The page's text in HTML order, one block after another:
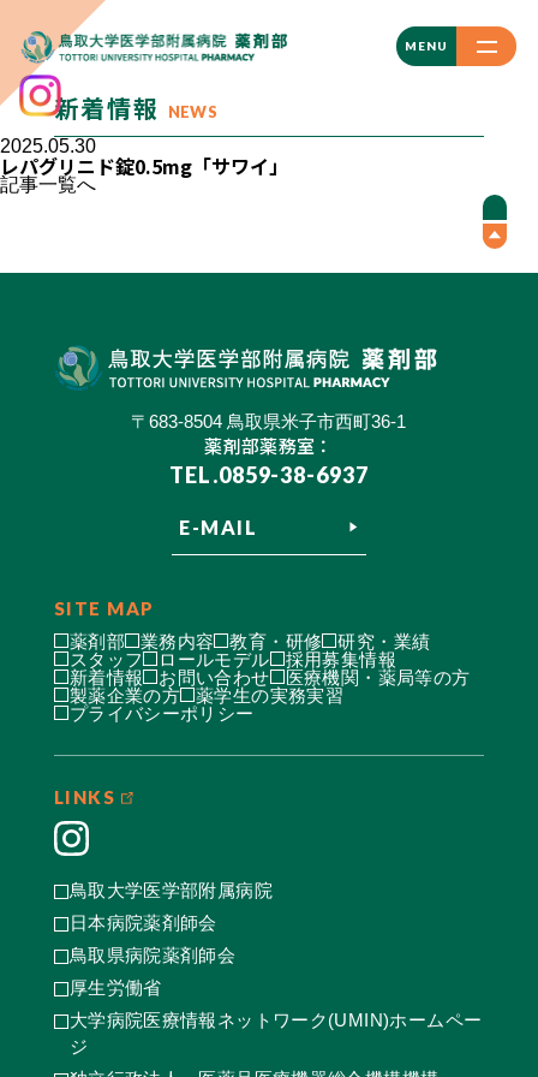
MENU
CLOSE
新着情報 NEWS
2025.05.30
レパグリニド錠0.5mg「サワイ」
記事一覧へ
〒683-8504 鳥取県米子市西町36-1
薬剤部薬務室：
TEL.0859-38-6937
E-MAIL
SITE MAP
薬剤部 業務内容 教育・研修
研究・業績
スタッフ
ロールモデル
採用募集情報
新着情報
お問い合わせ
医療機関・薬局等の方
製薬企業の方
薬学生の実務実習
プライバシーポリシー
LINKS
鳥取大学医学部附属病院
日本病院薬剤師会
鳥取県病院薬剤師会
厚生労働省
大学病院医療情報ネットワーク(UMIN)ホームペー
ジ